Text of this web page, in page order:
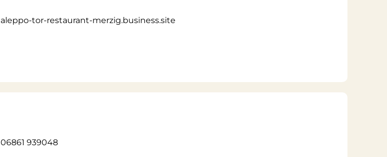
aleppo-tor-restaurant-merzig.business.site
06861 939048